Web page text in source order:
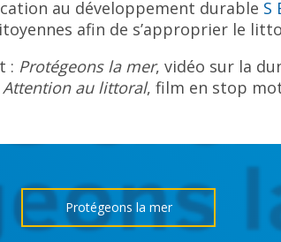
au développement durable S
afin de s’approprier le
: Protégeons la mer, vidéo sur la
Attention au littoral, film en stop
Protégeons la mer